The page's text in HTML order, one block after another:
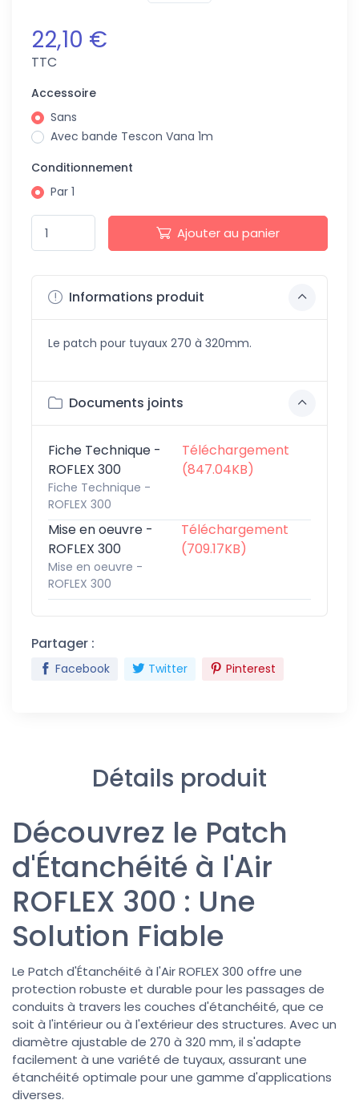
22,10 €
TTC
Accessoire
Sans
Avec bande Tescon Vana 1m
Conditionnement
Par 1
Ajouter au panier
Informations produit
Le patch pour tuyaux 270 à 320mm.
Documents joints
Fiche Technique -
ROFLEX 300
Fiche Technique -
ROFLEX 300
Téléchargement
(847.04KB)
Mise en oeuvre -
ROFLEX 300
Mise en oeuvre -
ROFLEX 300
Téléchargement
(709.17KB)
Partager :
Facebook Twitter Pinterest
Détails produit
Découvrez le Patch
d'Étanchéité à l'Air
ROFLEX 300 : Une
Solution Fiable
Le Patch d'Étanchéité à l'Air ROFLEX 300 offre une
protection robuste et durable pour les passages de
conduits à travers les couches d'étanchéité, que ce
soit à l'intérieur ou à l'extérieur des structures. Avec un
diamètre ajustable de 270 à 320 mm, il s'adapte
facilement à une variété de tuyaux, assurant une
étanchéité optimale pour une gamme d'applications
diverses.